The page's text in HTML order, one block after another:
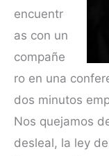
encuentr
as con un
compañe
ro en una
dos minutos
Nos quejamos
desleal, la ley